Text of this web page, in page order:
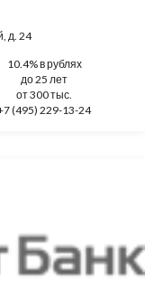
д. 24
10.4% в рублях
до 25 лет
от 300 тыс.
(495) 229-13-24